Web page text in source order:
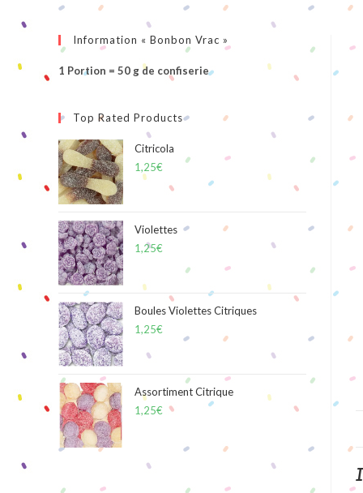
Information « Bonbon Vrac »
1 Portion = 50 g de confiserie
Top Rated Products
Citricola
1,25€
Violettes
1,25€
Boules Violettes Citriques
1,25€
Assortiment Citrique
1,25€